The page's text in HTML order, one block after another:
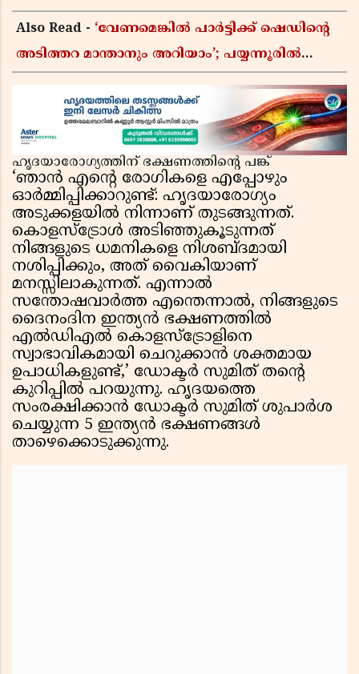
Also Read - ‘വേണമെങ്കിൽ പാർട്ടിക്ക് ഷെഡിൻ്റെ
അടിത്തറ മാന്താനും അറിയാം’; പയ്യന്നൂരിൽ
ഹൃദയാരോഗ്യത്തിന് ഭക്ഷണത്തിന്റെ പങ്ക്
‘ഞാൻ എന്റെ രോഗികളെ എപ്പോഴും
ഓർമ്മിപ്പിക്കാറുണ്ട്: ഹൃദയാരോഗ്യം
അടുക്കളയിൽ നിന്നാണ് തുടങ്ങുന്നത്.
കൊളസ്ട്രോൾ അടിഞ്ഞുകൂടുന്നത്
നിങ്ങളുടെ ധമനികളെ നിശബ്ദമായി
നശിപ്പിക്കും, അത് വൈകിയാണ്
മനസ്സിലാകുന്നത്. എന്നാൽ
സന്തോഷവാർത്ത എന്തെന്നാൽ, നിങ്ങളുടെ
ദൈനംദിന ഇന്ത്യൻ ഭക്ഷണത്തിൽ
എൽഡിഎൽ കൊളസ്ട്രോളിനെ
സ്വാഭാവികമായി ചെറുക്കാൻ ശക്തമായ
ഉപാധികളുണ്ട്,’ ഡോക്ടർ സുമിത് തന്റെ
കുറിപ്പിൽ പറയുന്നു. ഹൃദയത്തെ
സംരക്ഷിക്കാൻ ഡോക്ടർ സുമിത് ശുപാർശ
ചെയ്യുന്ന 5 ഇന്ത്യൻ ഭക്ഷണങ്ങൾ
താഴെക്കൊടുക്കുന്നു.